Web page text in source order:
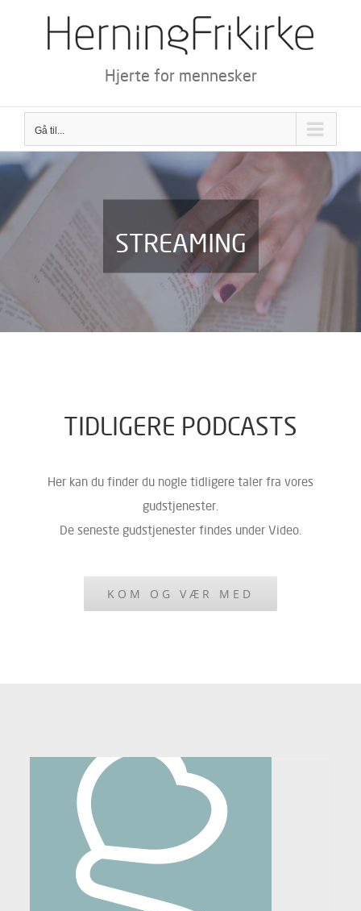
Hjerte for mennesker
Gå til...
STREAMING
TIDLIGERE PODCASTS
Her kan du finder du nogle tidligere taler fra vores
gudstjenester.
De seneste gudstjenester findes under Video.
KOM OG VÆR MED